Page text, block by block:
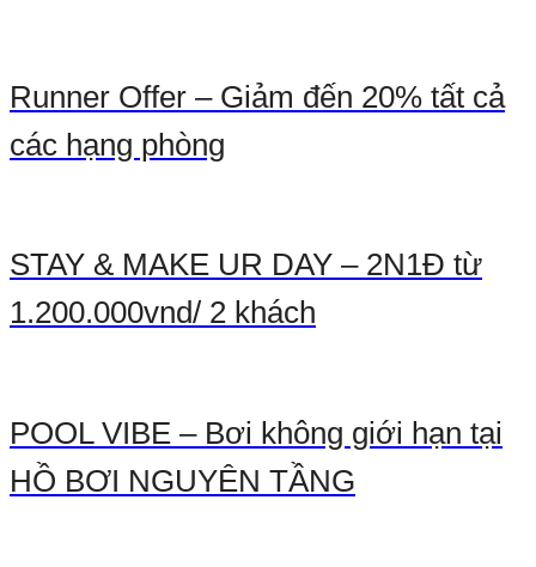
Runner Offer – Giảm đến 20% tất cả
các hạng phòng
STAY & MAKE UR DAY – 2N1Đ từ
1.200.000vnd/ 2 khách
POOL VIBE – Bơi không giới hạn tại
HỒ BƠI NGUYÊN TẦNG